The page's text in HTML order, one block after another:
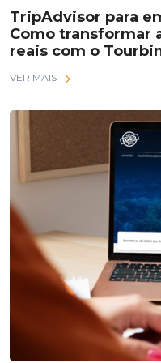
TripAdvisor para
Como transformar
reais com o
VER MAIS